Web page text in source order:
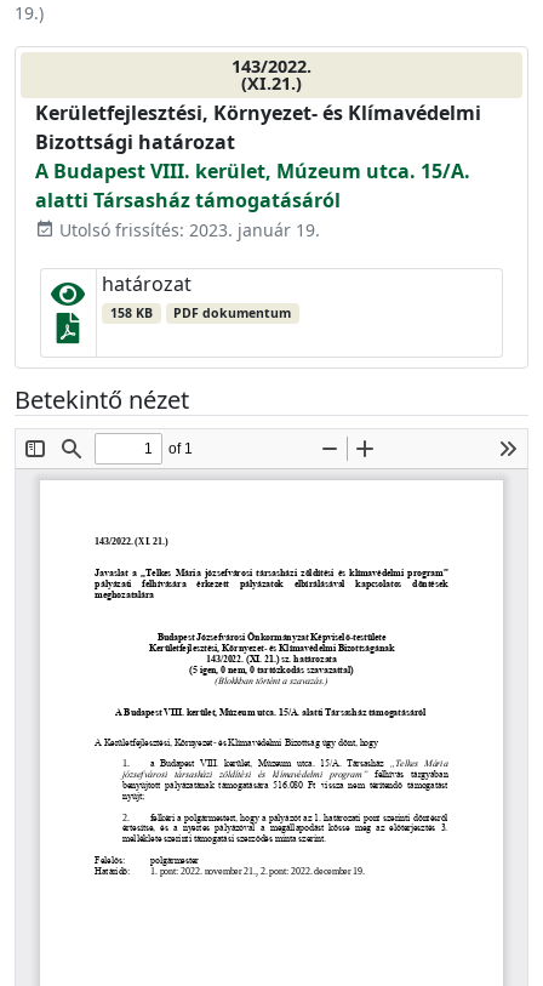
19.)
143/2022.
(XI.21.)
Kerületfejlesztési, Környezet- és Klímavédelmi
Bizottsági határozat
A Budapest VIII. kerület, Múzeum utca. 15/A.
alatti Társasház támogatásáról
event_available Utolsó frissítés: 2023. január 19.
határozat
158 KB PDF dokumentum
Betekintő nézet